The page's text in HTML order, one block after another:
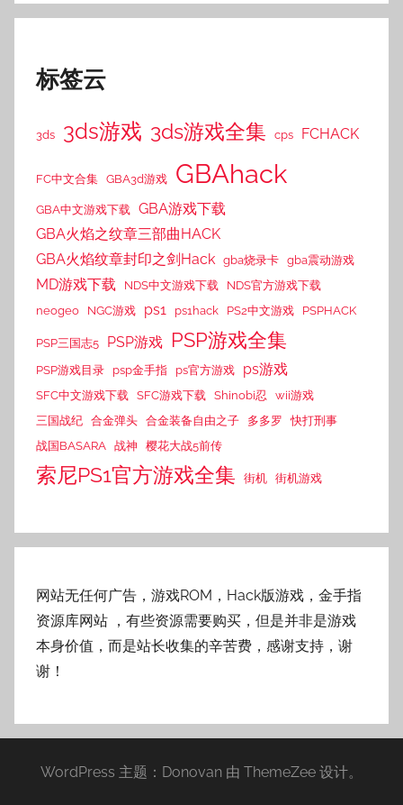
标签云
3ds 3ds游戏 3ds游戏全集 cps FCHACK
FC中文合集 GBA3d游戏 GBAhack
GBA中文游戏下载 GBA游戏下载
GBA火焰之纹章三部曲HACK
GBA火焰纹章封印之剑Hack gba烧录卡 gba震动游戏
MD游戏下载 NDS中文游戏下载
NDS官方游戏下载
neogeo
NGC游戏 ps1 ps1hack PS2中文游戏 PSPHACK
PSP三国志5 PSP游戏 PSP游戏全集
PSP游戏目录 psp金手指 ps官方游戏 ps游戏
SFC中文游戏下载 SFC游戏下载 Shinobi忍
wii游戏
三国战纪 合金弹头 合金装备自由之子 多多罗
快打刑事
战国BASARA 战神 樱花大战5前传
索尼PS1官方游戏全集 街机 街机游戏
网站无任何广告，游戏ROM，Hack版游戏，金手指
资源库网站 ，有些资源需要购买，但是并非是游戏
本身价值，而是站长收集的辛苦费，感谢支持，谢
谢！
WordPress 主题：Donovan 由 ThemeZee 设计。